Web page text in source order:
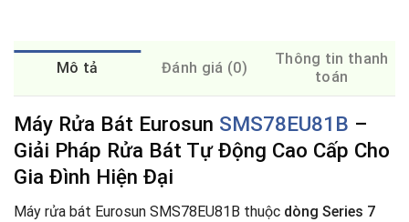
Mô tả Đánh giá (0)
Thông tin thanh
toán
Máy Rửa Bát Eurosun SMS78EU81B –
Giải Pháp Rửa Bát Tự Động Cao Cấp Cho
Gia Đình Hiện Đại
Máy rửa bát Eurosun SMS78EU81B thuộc dòng Series 7